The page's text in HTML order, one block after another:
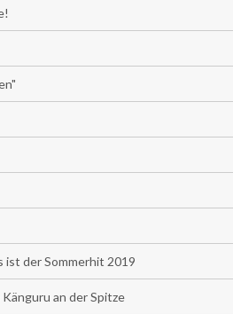
der Sommerhit 2019
an der Spitze